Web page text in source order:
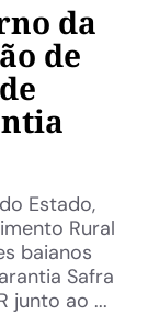
da
de
Estado,
Rural
baianos
Safra
junto ao ...